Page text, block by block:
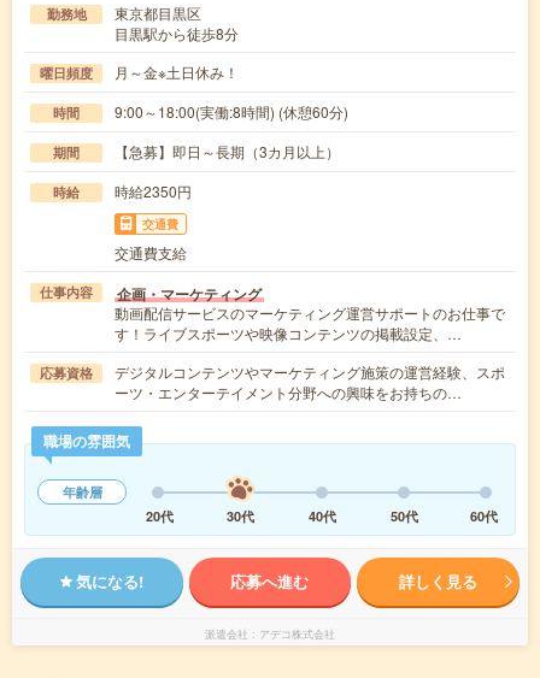
勤務地
東京都目黒区
目黒駅から徒歩8分
曜日頻度 月～金※土日休み！
時間 9:00～18:00(実働:8時間) (休憩60分)
期間 【急募】即日～長期（3カ月以上）
時給 時給2350円
交通費
交通費支給
仕事内容 企画・マーケティング
動画配信サービスのマーケティング運営サポートのお仕事で
す！ライブスポーツや映像コンテンツの掲載設定、…
応募資格
デジタルコンテンツやマーケティング施策の運営経験、スポ
ーツ・エンターテイメント分野への興味をお持ちの…
職場の雰囲気
年齢層
20代
30代 40代 50代 60代
気になる! 応募へ進む 詳しく見る
派遣会社 アデコ株式会社